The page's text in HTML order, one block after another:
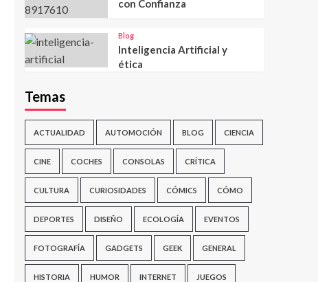
con Confianza
Blog
Inteligencia Artificial y
ética
Temas
ACTUALIDAD AUTOMOCIÓN BLOG CIENCIA
CINE COCHES CONSOLAS CRÍTICA
CULTURA CURIOSIDADES CÓMICS CÓMO
DEPORTES DISEÑO ECOLOGÍA EVENTOS
FOTOGRAFÍA GADGETS GEEK GENERAL
HISTORIA HUMOR INTERNET JUEGOS